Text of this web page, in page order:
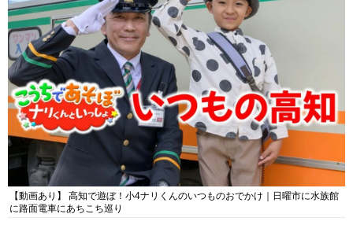
【動画あり】 高知で遊ぼ！小4ナリくんのいつものおでかけ｜日曜市に水族館
に路面電車にあちこち巡り